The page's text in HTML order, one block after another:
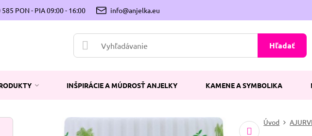
PON - PIA 09:00 - 16:00 info@anjelka.eu
Hľadať
INŠPIRÁCIE A MÚDROSŤ ANJELKY KAMENE A SYMBOLIKA
Úvod